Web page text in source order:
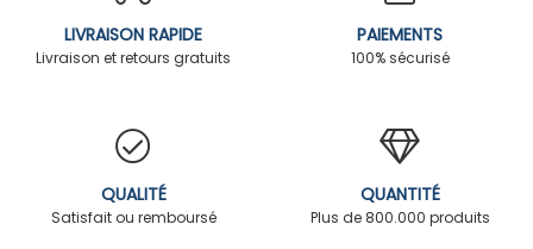
LIVRAISON RAPIDE
Livraison et retours gratuits
PAIEMENTS
100% sécurisé
QUALITÉ
Satisfait ou remboursé
QUANTITÉ
Plus de 800.000 produits